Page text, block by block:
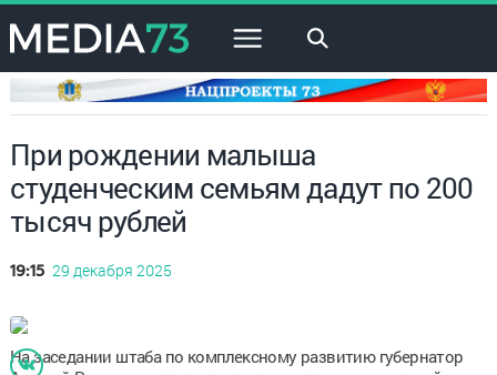
×
При рождении малыша
студенческим семьям дадут по 200
тысяч рублей
19:15 29 декабря 2025
На заседании штаба по комплексному развитию губернатор